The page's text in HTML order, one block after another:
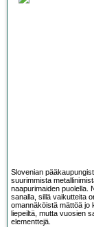
Slovenian
suurimmista
naapurimaiden puolella.
sanalla, sillä vaikutteita
omannäköistä mättöä jo
liepeiltä, mutta vuosien
elementtejä.